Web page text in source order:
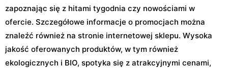
zapoznając się z hitami tygodnia czy nowościami w
ofercie. Szczegółowe informacje o promocjach można
znaleźć również na stronie internetowej sklepu. Wysoka
jakość oferowanych produktów, w tym również
ekologicznych i BIO, spotyka się z atrakcyjnymi cenami,